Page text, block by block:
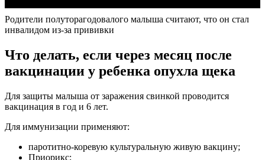
Родители полуторагодовалого малыша считают, что он стал
инвалидом из-за прививки
Что делать, если через месяц после
вакцинации у ребенка опухла щека
Для защиты малыша от заражения свинкой проводится
вакцинация в год и 6 лет.
Для иммунизации применяют:
паротитно-коревую культуральную живую вакцину;
Приорикс;